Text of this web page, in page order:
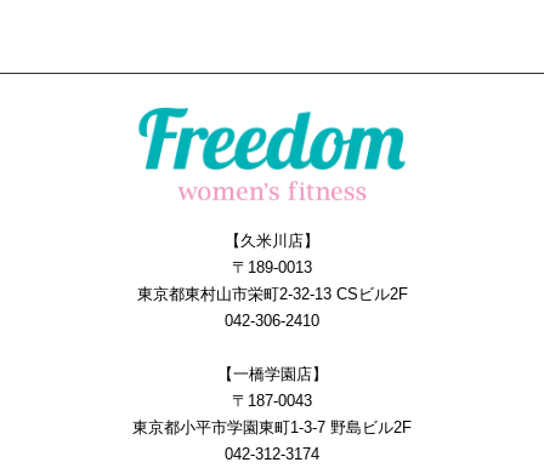
【久米川店】
〒189-0013
東京都東村山市栄町2-32-13 CSビル2F
042-306-2410
【一橋学園店】
〒187-0043
東京都小平市学園東町1-3-7 野島ビル2F
042-312-3174